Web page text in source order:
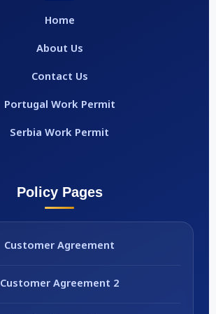
Home
About Us
Contact Us
Portugal Work Permit
Serbia Work Permit
Policy Pages
Customer Agreement
Customer Agreement 2